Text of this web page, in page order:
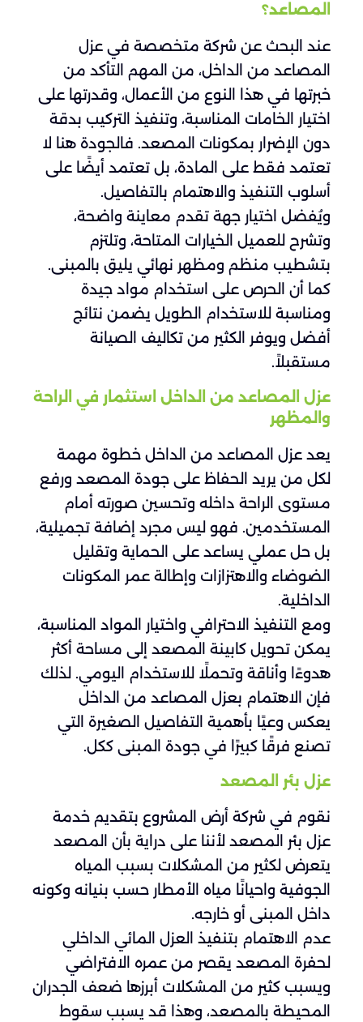
المصاعد؟
عند البحث عن شركة متخصصة في عزل
المصاعد من الداخل، من المهم التأكد من
خبرتها في هذا النوع من الأعمال، وقدرتها على
اختيار الخامات المناسبة، وتنفيذ التركيب بدقة
دون الإضرار بمكونات المصعد. فالجودة هنا لا
تعتمد فقط على المادة، بل تعتمد أيضًا على
أسلوب التنفيذ والاهتمام بالتفاصيل.
ويُفضل اختيار جهة تقدم معاينة واضحة،
وتشرح للعميل الخيارات المتاحة، وتلتزم
بتشطيب منظم ومظهر نهائي يليق بالمبنى.
كما أن الحرص على استخدام مواد جيدة
ومناسبة للاستخدام الطويل يضمن نتائج
أفضل ويوفر الكثير من تكاليف الصيانة
مستقبلاً.
عزل المصاعد من الداخل استثمار في الراحة
والمظهر
يعد عزل المصاعد من الداخل خطوة مهمة
لكل من يريد الحفاظ على جودة المصعد ورفع
مستوى الراحة داخله وتحسين صورته أمام
المستخدمين. فهو ليس مجرد إضافة تجميلية،
بل حل عملي يساعد على الحماية وتقليل
الضوضاء والاهتزازات وإطالة عمر المكونات
الداخلية.
ومع التنفيذ الاحترافي واختيار المواد المناسبة،
يمكن تحويل كابينة المصعد إلى مساحة أكثر
هدوءًا وأناقة وتحملًا للاستخدام اليومي. لذلك
فإن الاهتمام بعزل المصاعد من الداخل
يعكس وعيًا بأهمية التفاصيل الصغيرة التي
تصنع فرقًا كبيرًا في جودة المبنى ككل.
عزل بئر المصعد
نقوم في شركة أرض المشروع بتقديم خدمة
عزل بئر المصعد لأننا على دراية بأن المصعد
يتعرض لكثير من المشكلات بسبب المياه
الجوفية واحيانًا مياه الأمطار حسب بنيانه وكونه
داخل المبنى أو خارجه.
عدم الاهتمام بتنفيذ العزل المائي الداخلي
لحفرة المصعد يقصر من عمره الافتراضي
ويسبب كثير من المشكلات أبرزها ضعف الجدران
المحيطة بالمصعد، وهذا قد يسبب سقوط